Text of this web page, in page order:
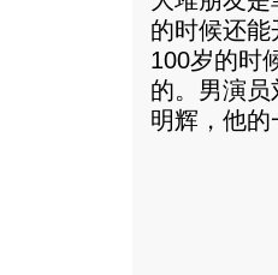
的时候还
100岁的时
的。男演
明辉，他